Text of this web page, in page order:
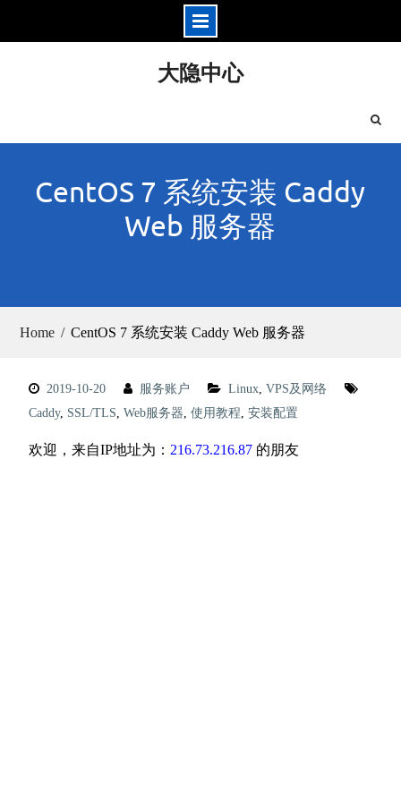
大隐中心
CentOS 7 系统安装 Caddy
Web 服务器
Home CentOS 7 系统安装 Caddy Web 服务器
2019-10-20 服务账户 Linux, VPS及网络
Caddy, SSL/TLS, Web服务器, 使用教程, 安装配置
欢迎，来自IP地址为： 216.73.216.87的朋友